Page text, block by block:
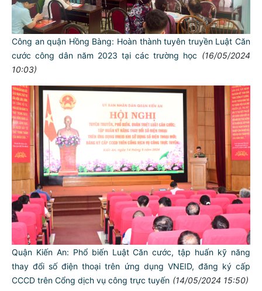
Công an quận Hồng Bàng: Hoàn thành tuyên truyền Luật Căn
cước công dân năm 2023 tại các trường học (16/05/2024
10:03)
Quận Kiến An: Phổ biến Luật Căn cước, tập huấn kỹ năng
thay đổi số điện thoại trên ứng dụng VNEID, đăng ký cấp
CCCD trên Cổng dịch vụ công trực tuyến (14/05/2024 15:50)